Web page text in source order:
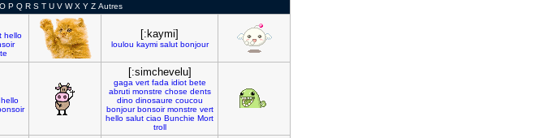
O P Q R S T U V W X Y Z Autres
hello
[:kaymi]
loulou kaymi salut bonjour
hello
[:simchevelu]
gaga vert fada idiot bete
abruti monstre chose dents
dino dinosaure coucou
bonjour bonsoir monstre vert
hello salut ciao Bunchie Mort
troll